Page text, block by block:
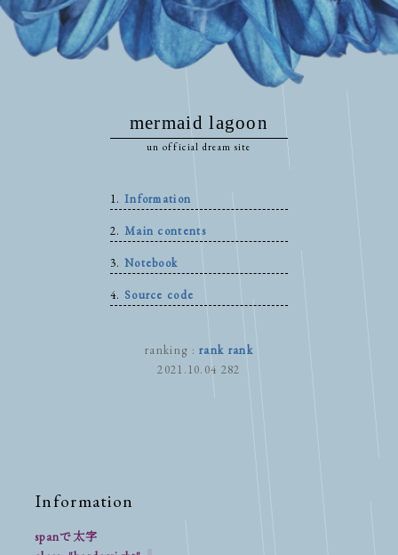
mermaid lagoon
un official dream site
Information
Main contents
Notebook
Source code
ranking :rank rank
2021.10.04 282
Information
spanで太字